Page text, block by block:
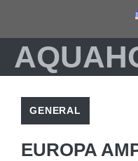
contenido
GENERAL
EUROPA